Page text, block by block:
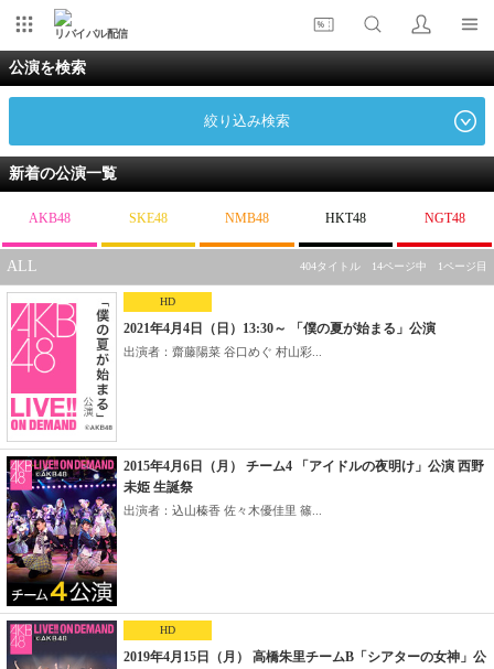
リバイバル配信
公演を検索
絞り込み検索
新着の公演一覧
AKB48 SKE48 NMB48 HKT48 NGT48
ALL 404タイトル 14ページ中 1ページ目
HD
2021年4月4日（日）13:30～ 「僕の夏が始まる」公演
出演者：齋藤陽菜 谷口めぐ 村山彩...
2015年4月6日（月） チーム4 「アイドルの夜明け」公演 西野
未姫 生誕祭
出演者：込山榛香 佐々木優佳里 篠...
HD
2019年4月15日（月） 高橋朱里チームB「シアターの女神」公